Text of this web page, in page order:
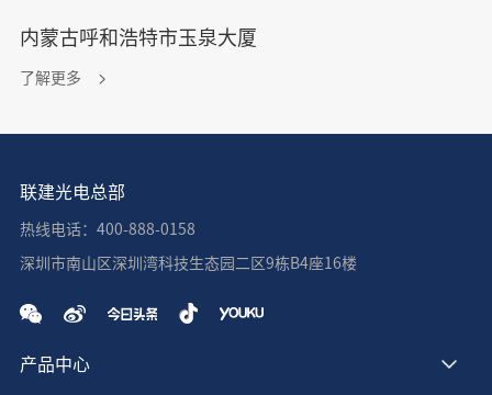
内蒙古呼和浩特市玉泉大厦
了解更多
联建光电总部
热线电话：400-888-0158
深圳市南山区深圳湾科技生态园二区9栋B4座16楼
产品中心